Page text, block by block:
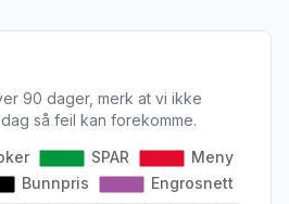
90 dager, merk at vi ikke
så feil kan forekomme.